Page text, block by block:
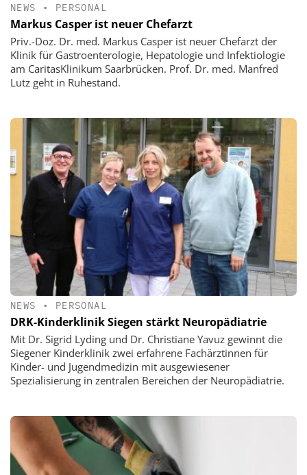
NEWS • PERSONAL
Markus Casper ist neuer Chefarzt
Priv.-Doz. Dr. med. Markus Casper ist neuer Chefarzt der
Klinik für Gastroenterologie, Hepatologie und Infektiologie
am CaritasKlinikum Saarbrücken. Prof. Dr. med. Manfred
Lutz geht in Ruhestand.
NEWS • PERSONAL
DRK-Kinderklinik Siegen stärkt Neuropädiatrie
Mit Dr. Sigrid Lyding und Dr. Christiane Yavuz gewinnt die
Siegener Kinderklinik zwei erfahrene Fachärztinnen für
Kinder- und Jugendmedizin mit ausgewiesener
Spezialisierung in zentralen Bereichen der Neuropädiatrie.